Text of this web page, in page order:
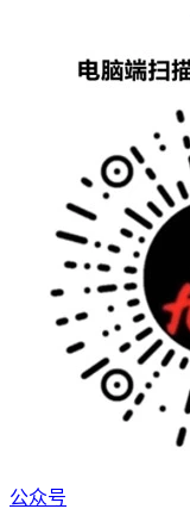
公众号